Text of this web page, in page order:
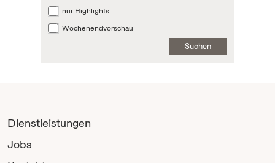
nur Highlights
Wochenendvorschau
Suchen
Dienstleistungen
Jobs